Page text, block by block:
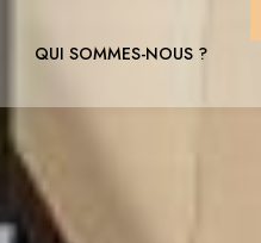
QUI SOMMES-NOUS ?